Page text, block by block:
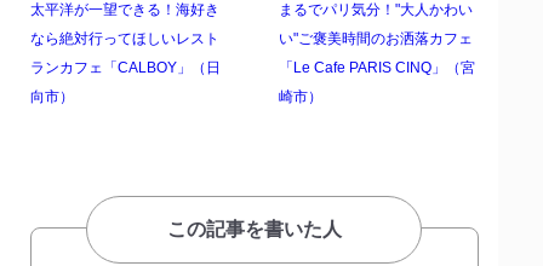
太平洋が一望できる！海好き
なら絶対行ってほしいレスト
ランカフェ「CALBOY」（日
向市）
まるでパリ気分！"大人かわい
い"ご褒美時間のお洒落カフェ
「Le Cafe PARIS CINQ」（宮
崎市）
この記事を書いた人